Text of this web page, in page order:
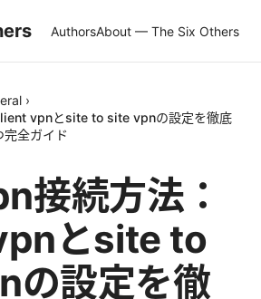
AuthorsAbout — The Six Others
›
vpnとsite to site vpnの設定を徹底
全ガイド
接続方法：
とsite to
の設定を徹